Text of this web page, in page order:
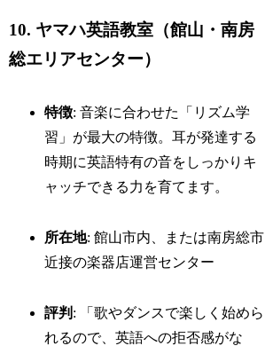
10. ヤマハ英語教室（館山・南房
総エリアセンター）
特徴: 音楽に合わせた「リズム学
習」が最大の特徴。耳が発達する
時期に英語特有の音をしっかりキ
ャッチできる力を育てます。
所在地: 館山市内、または南房総市
近接の楽器店運営センター
評判 : 「歌やダンスで楽しく始めら
れるので、英語への拒否感がな